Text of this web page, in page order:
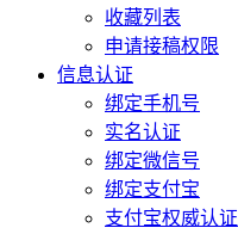
收藏列表
申请接稿权限
信息认证
绑定手机号
实名认证
绑定微信号
绑定支付宝
支付宝权威认证